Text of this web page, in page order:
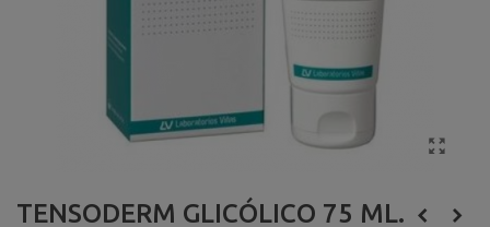
TENSODERM GLICÓLICO 75 ML.